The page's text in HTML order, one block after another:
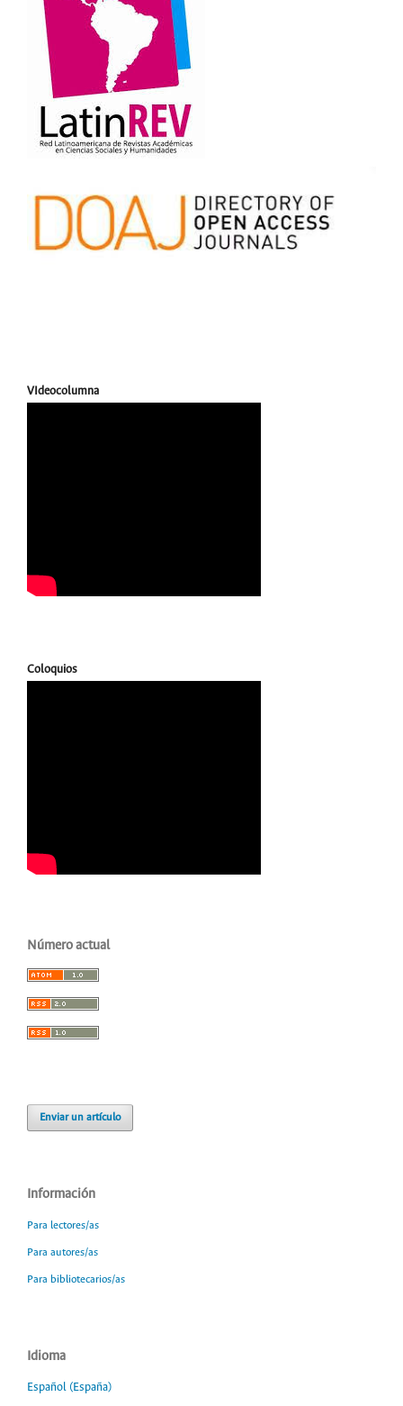
VIdeocolumna
Coloquios
Número actual
Enviar un artículo
Información
Para lectores/as
Para autores/as
Para bibliotecarios/as
Idioma
Español (España)